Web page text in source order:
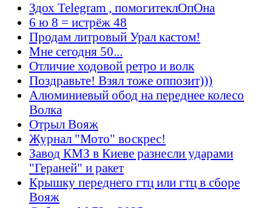
Здох Telegram , помогитеклОпОна
6 ю 8 = истрёж 48
Продам литровый Урал кастом!
Мне сегодня 50...
Отличие ходовой ретро и волк
Поздравьте! Взял тоже оппозит)))
Алюминиевый обод на переднее колесо
Волка
Отрыл Вояж
Журнал "Мото" воскрес!
Завод КМЗ в Киеве разнесли ударами
"Гераней" и ракет
Крышку переднего гтц или гтц в сборе
Вояж